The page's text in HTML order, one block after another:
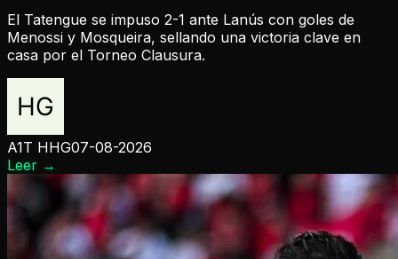
El Tatengue se impuso 2-1 ante Lanús con goles de
Menossi y Mosqueira, sellando una victoria clave en
casa por el Torneo Clausura.
A1T HHG07-08-2026
Leer →